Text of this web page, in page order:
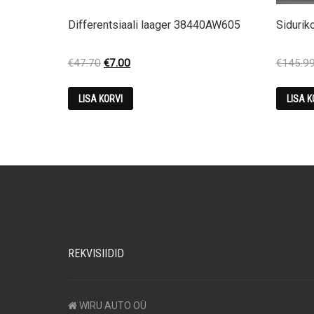
Differentsiaali laager 38440AW605
€47.70 Original
was:
€47.70.
€7.00Current
€7.00.
LISA KORVI
€
LISA
REKVISIIDID
WIRU AUTO OÜ